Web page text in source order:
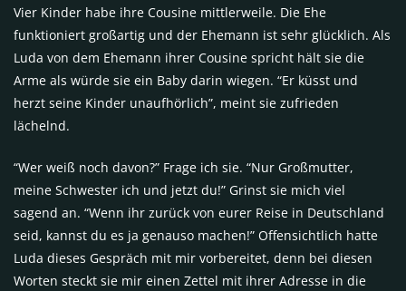
Vier Kinder habe ihre Cousine mittlerweile. Die Ehe
funktioniert großartig und der Ehemann ist sehr glücklich. Als
Luda von dem Ehemann ihrer Cousine spricht hält sie die
Arme als würde sie ein Baby darin wiegen. “Er küsst und
herzt seine Kinder unaufhörlich”, meint sie zufrieden
lächelnd.
“Wer weiß noch davon?” Frage ich sie. “Nur Großmutter,
meine Schwester ich und jetzt du!” Grinst sie mich viel
sagend an. “Wenn ihr zurück von eurer Reise in Deutschland
seid, kannst du es ja genauso machen!” Offensichtlich hatte
Luda dieses Gespräch mit mir vorbereitet, denn bei diesen
Worten steckt sie mir einen Zettel mit ihrer Adresse in die